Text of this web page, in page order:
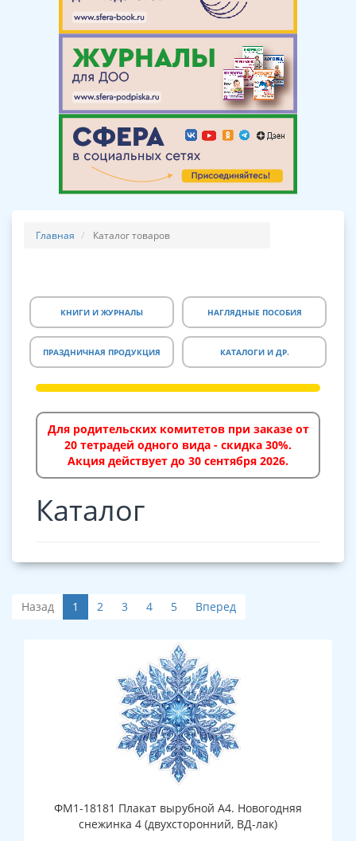
Главная Каталог товаров
КНИГИ И ЖУРНАЛЫ НАГЛЯДНЫЕ ПОСОБИЯ
ПРАЗДНИЧНАЯ ПРОДУКЦИЯ КАТАЛОГИ И ДР.
Для родительских комитетов при заказе от
20 тетрадей одного вида - скидка 30%.
Акция действует до 30 сентября 2026.
Каталог
Назад 1 2 3 4 5 Вперед
ФМ1-18181 Плакат вырубной А4. Новогодняя
снежинка 4 (двухсторонний, ВД-лак)